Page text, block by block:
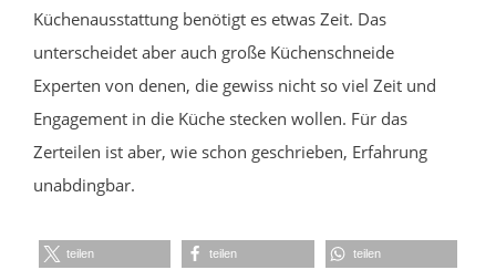
Küchenausstattung benötigt es etwas Zeit. Das
unterscheidet aber auch große Küchenschneide
Experten von denen, die gewiss nicht so viel Zeit und
Engagement in die Küche stecken wollen. Für das
Zerteilen ist aber, wie schon geschrieben, Erfahrung
unabdingbar.
teilen teilen teilen